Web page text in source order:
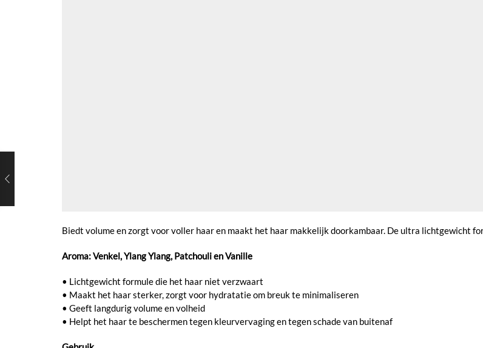
Biedt volume en zorgt voor voller haar en maakt het haar makkelijk doorkambaar. De ultra lichtgewicht
Aroma: Venkel, Ylang Ylang, Patchouli en Vanille
• Lichtgewicht formule die het haar niet verzwaart
• Maakt het haar sterker, zorgt voor hydratatie om breuk te minimaliseren
• Geeft langdurig volume en volheid
• Helpt het haar te beschermen tegen kleurvervaging en tegen schade van buitenaf